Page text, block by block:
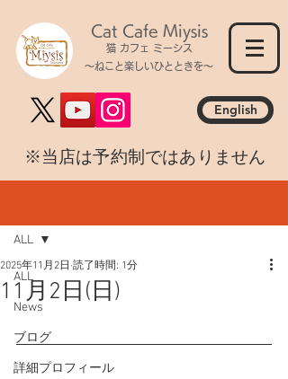
Cat Cafe Miysis
猫 カフェ ミーシス
～ねこと楽しいひとときを～
English
​※当店は予約制ではありません
ALL
News
ブログ
詳細プロフィール
ALL
11月2日(日)
2025年11月2日 読了時間: 1分